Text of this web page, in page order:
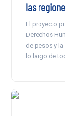
las
El proyecto
Derechos
de pesos y la
lo largo de